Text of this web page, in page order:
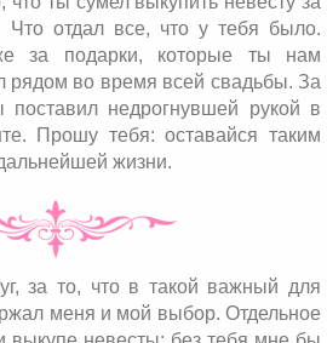
отдал все, что у тебя было.
за подарки, которые ты нам
рядом во время всей свадьбы. За
поставил недрогнувшей рукой в
Прошу тебя: оставайся таким
жизни.
за то, что в такой важный для
меня и мой выбор. Отдельное